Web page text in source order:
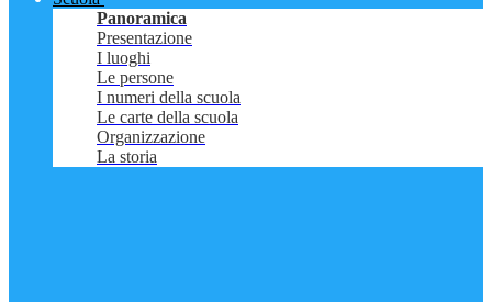
Panoramica
Presentazione
I luoghi
Le persone
I numeri della scuola
Le carte della scuola
Organizzazione
La storia